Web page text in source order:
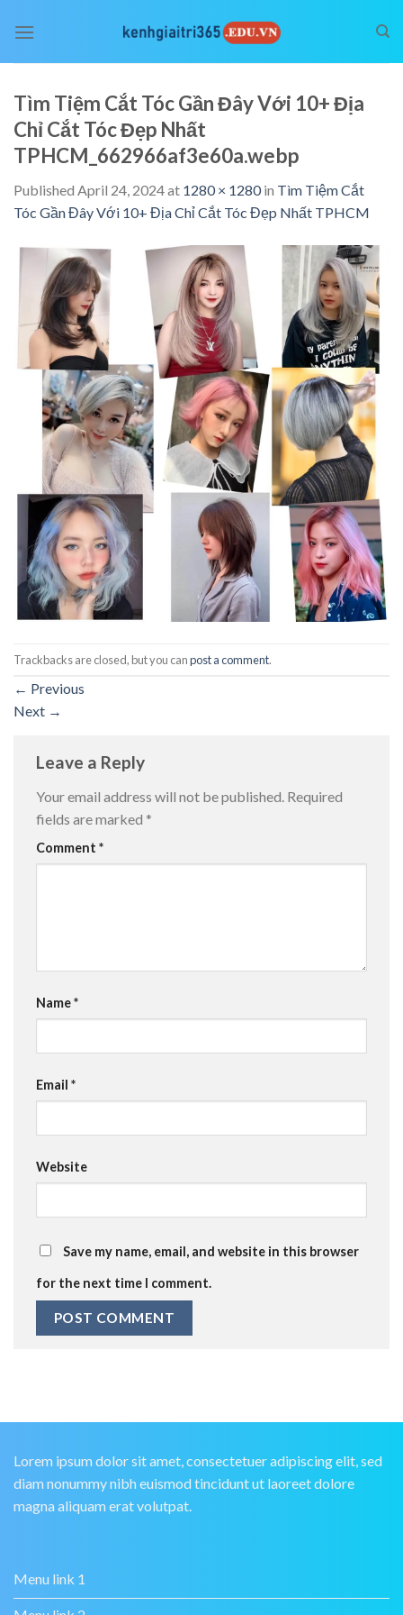
Tìm Tiệm Cắt Tóc Gần Đây Với 10+ Địa
Chỉ Cắt Tóc Đẹp Nhất
TPHCM_662966af3e60a.webp
Published April 24, 2024at 1280 × 1280in Tìm Tiệm Cắt
Tóc Gần Đây Với 10+ Địa Chỉ Cắt Tóc Đẹp Nhất TPHCM
Trackbacks are closed, but you canpost a comment.
← Previous
Next →
Leave a Reply
Your email address will not be published. Required
fields are marked *
Comment *
Name*
Email *
Website
Save my name, email, and website in this browser
for the next time I comment.
Lorem ipsum dolor sit amet, consectetuer adipiscing elit, sed
diam nonummy nibh euismod tincidunt ut laoreet dolore
magna aliquam erat volutpat.
Menu link 1